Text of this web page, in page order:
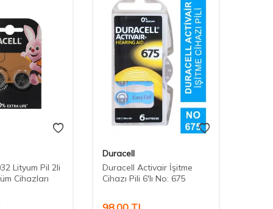
Lityum Pil 2li
Cihazları
Duracell
Duracell Activair İşitme
Cihazı Pili 6'lı No: 675